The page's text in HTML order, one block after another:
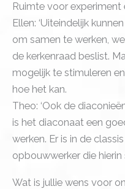
Ruimte voor experiment
Ellen: ‘Uiteindelijk
om samen te werken,
de kerkenraad beslist.
mogelijk te stimuleren
hoe het kan.
Theo: ‘Ook de
is het diaconaat een
werken. Er is in de
opbouwwerker die
Wat is jullie wens voor